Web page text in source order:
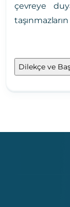
çevreye